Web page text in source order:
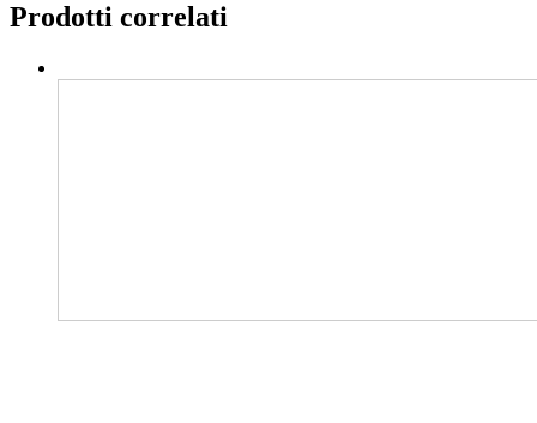
Prodotti correlati